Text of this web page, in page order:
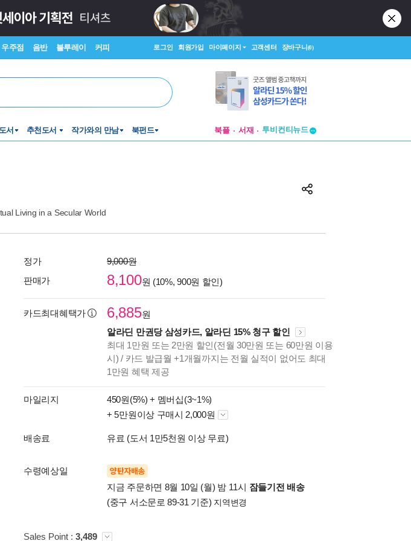
우주점 음반 블루레이 커피 로그인 회원가입 마이페이지 고객센터 장바구니(0)
서 추천도서 작가와의 만남 북펀드 북플 서재
창작플랫폼
Living in a Secular World
정가
9,000원
판매가
8,100원 (10%, 900원 할인)
카드최대혜택가 6,885원
알라딘 만권당 삼성카드, 알라딘 15% 청구 할인
최대 1만원 또는 2만원 할인(전월 30만원 또는 60만원 이용
시) / 카드 발급월 +1개월까지는 전월 실적이 없어도 최대
1만원 혜택 제공
마일리지 450원(5%) + 멤버십(3~1%)
+ 5만원이상 구매시 2,000원
배송료 유료 (도서 1만5천원 이상 무료)
수령예상일 양탄자배송
지금 주문하면 8월 10일 (월) 밤 11시 잠들기전 배송
(중구 서소문로 89-31 기준) 지역변경
Sales Point : 3,489